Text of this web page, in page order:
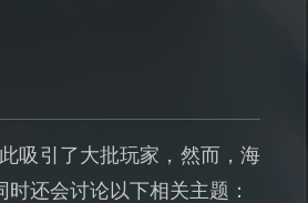
吸引了大批玩家，然而，海
时还会讨论以下相关主题：